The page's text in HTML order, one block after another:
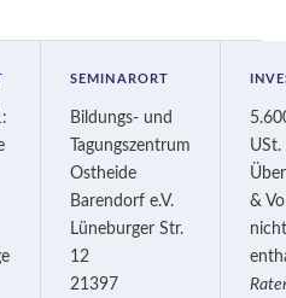
SEMINARORT
Bildungs- und
Tagungszentrum
Ostheide
Barendorf e.V.
Lüneburger Str.
12
21397
USt.
&
nicht